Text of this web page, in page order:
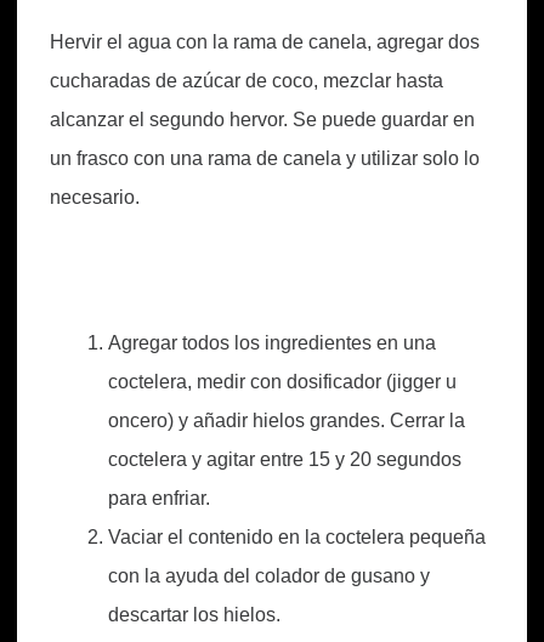
Hervir el agua con la rama de canela, agregar dos
cucharadas de azúcar de coco, mezclar hasta
alcanzar el segundo hervor. Se puede guardar en
un frasco con una rama de canela y utilizar solo lo
necesario.
Agregar todos los ingredientes en una
coctelera, medir con dosificador (jigger u
oncero) y añadir hielos grandes. Cerrar la
coctelera y agitar entre 15 y 20 segundos
para enfriar.
Vaciar el contenido en la coctelera pequeña
con la ayuda del colador de gusano y
descartar los hielos.